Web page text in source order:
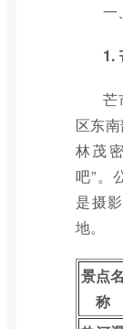
一
1.
芒
区东
林茂
吧”。
是摄
地。
景点名
称